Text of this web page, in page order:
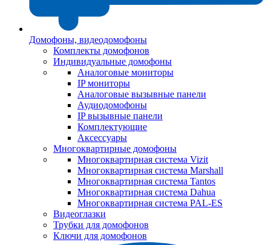
Домофоны, видеодомофоны
Комплекты домофонов
Индивидуальные домофоны
Аналоговые мониторы
IP мониторы
Аналоговые вызывные панели
Аудиодомофоны
IP вызывные панели
Комплектующие
Аксессуары
Многоквартирные домофоны
Многоквартирная система Vizit
Многоквартирная система Marshall
Многоквартирная система Tantos
Многоквартирная система Dahua
Многоквартирная система PAL-ES
Видеоглазки
Трубки для домофонов
Ключи для домофонов